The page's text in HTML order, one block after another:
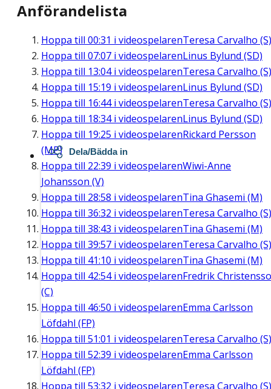
Anförandelista
Hoppa till 00:31 i videospelarenTeresa Carvalho (S)
Hoppa till 07:07 i videospelarenLinus Bylund (SD)
Hoppa till 13:04i videospelarenTeresa Carvalho (S)
Hoppa till 15:19 i videospelarenLinus Bylund (SD)
Hoppa till 16:44i videospelarenTeresa Carvalho (S)
Hoppa till 18:34i videospelarenLinus Bylund (SD)
Hoppa till 19:25 i videospelarenRickard Persson
(MP)
Hoppa till 22:39 i videospelarenWiwi-Anne
Johansson (V)
Hoppa till 28:58 i videospelarenTina Ghasemi (M)
Hoppa till 36:32 i videospelarenTeresa Carvalho (S)
Hoppa till 38:43 i videospelarenTina Ghasemi (M)
Hoppa till 39:57 i videospelarenTeresa Carvalho (S)
Hoppa till 41:10 i videospelarenTina Ghasemi (M)
Hoppa till 42:54i videospelarenFredrik
(C)
Hoppa till 46:50 i videospelarenEmma Carlsson
Löfdahl (FP)
Hoppa till 51:01 i videospelarenTeresa Carvalho (S)
Hoppa till 52:39 i videospelarenEmma Carlsson
Löfdahl (FP)
Hoppa till 53:32 i videospelarenTeresa Carvalho (S)
Dela/Bädda in